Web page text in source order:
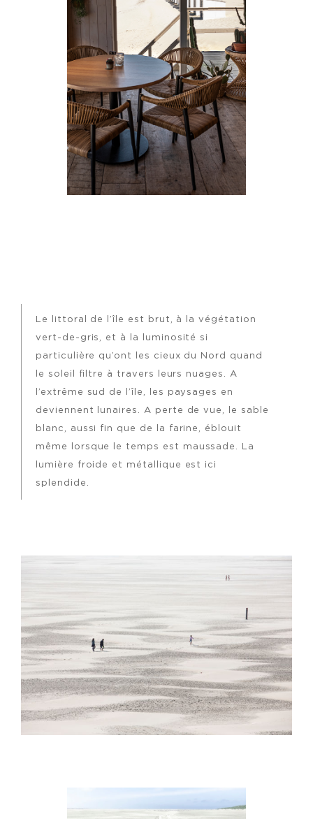
Le littoral de l’île est brut, à la végétation
vert-de-gris, et à la luminosité si
particulière qu’ont les cieux du Nord quand
le soleil filtre à travers leurs nuages. A
l’extrême sud de l’île, les paysages en
deviennent lunaires. A perte de vue, le sable
blanc, aussi fin que de la farine, éblouit
même lorsque le temps est maussade. La
lumière froide et métallique est ici
splendide.